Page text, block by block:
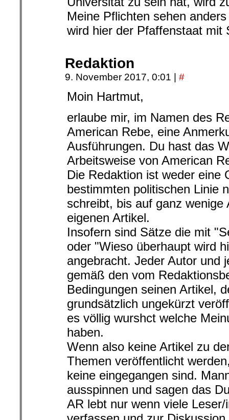
Meine Pflichten sehen
wird hier der Pfaffenstaat mit
Redaktion
9. November 2017, 0:01 #
Moin Hartmut,
erlaube mir, im Namen des
American Rebe, eine
Ausführungen. Du hast das
Arbeitsweise von American
Die Redaktion ist weder eine
bestimmten politischen Linie
schreibt, bis auf ganz wenige
eigenen Artikel.
Insofern sind Sätze die mit
oder "Wieso überhaupt wird
angebracht. Jeder Autor und
gemäß den vom
Bedingungen seinen Artikel,
grundsätzlich ungekürzt
es völlig wurshct welche
haben.
Wenn also keine Artikel zu
Themen veröffentlicht
keine eingegangen sind.
ausspinnen und sagen das
AR lebt nur wenn viele